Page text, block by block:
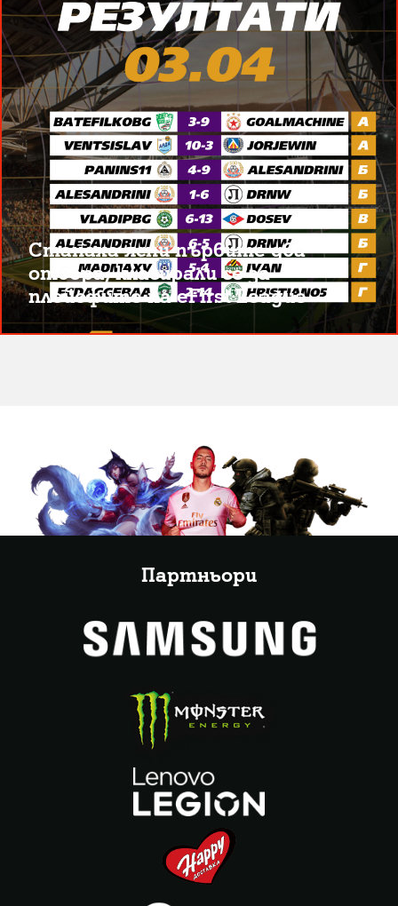
Станаха ясни първите два
отбора, класирали се за
плейофите на eFirst League
Партньори